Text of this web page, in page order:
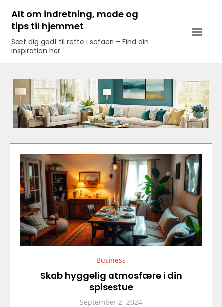
content
Alt om indretning, mode og
tips til hjemmet
Sæt dig godt til rette i sofaen – Find din
inspiration her
Business
Skab hyggelig atmosfære i din
spisestue
September 2, 2024